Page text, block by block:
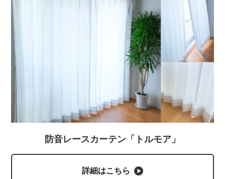
防音レースカーテン「トルモア」
詳細はこちら